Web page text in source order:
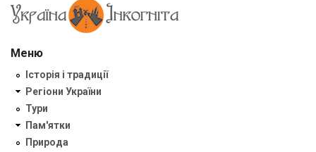
Меню
Історія і традиції
Регіони України
Тури
Пам'ятки
Природа